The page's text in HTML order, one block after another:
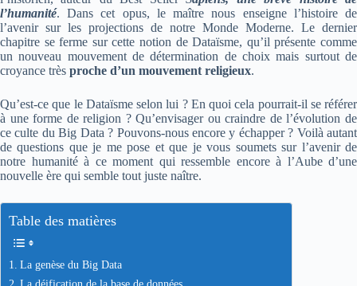
l’humanité. Dans cet opus, le maître nous enseigne l’histoire de
l’avenir sur les projections de notre Monde Moderne. Le dernier
chapitre se ferme sur cette notion de Dataïsme, qu’il présente comme
un nouveau mouvement de détermination de choix mais surtout de
croyance très proche d’un mouvement religieux.
Qu’est-ce que le Dataïsme selon lui ? En quoi cela pourrait-il se référer
à une forme de religion ? Qu’envisager ou craindre de l’évolution de
ce culte du Big Data ? Pouvons-nous encore y échapper ? Voilà autant
de questions que je me pose et que je vous soumets sur l’avenir de
notre humanité à ce moment qui ressemble encore à l’Aube d’une
nouvelle ère qui semble tout juste naître.
Table des matières
La genèse du Big Data